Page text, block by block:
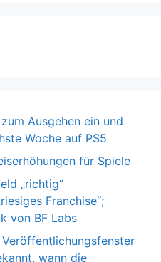
Ausgehen ein und
Woche auf PS5
für Spiele
„richtig“
Franchise“;
von BF Labs
wann die